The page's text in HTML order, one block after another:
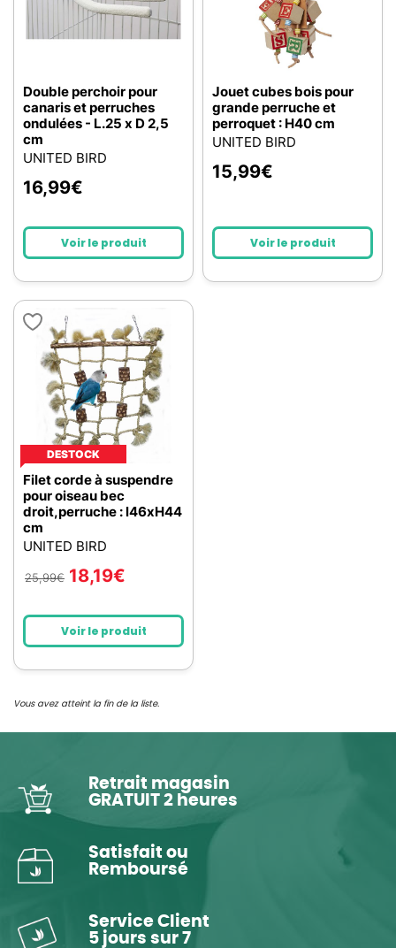
Double perchoir pour
canaris et perruches
ondulées - L.25 x D 2,5
cm
UNITED BIRD
16,99€
Voir le produit
Jouet cubes bois pour
grande perruche et
perroquet : H40 cm
UNITED BIRD
15,99€
Voir le produit
DESTOCK
Filet corde à suspendre
pour oiseau bec
droit,perruche : l46xH44
cm
UNITED BIRD
25,99€ 18,19€
Voir le produit
Vous avez atteint la fin de la liste.
Retrait magasin
GRATUIT 2 heures
Satisfait ou
Remboursé
Service Client
5 jours sur 7